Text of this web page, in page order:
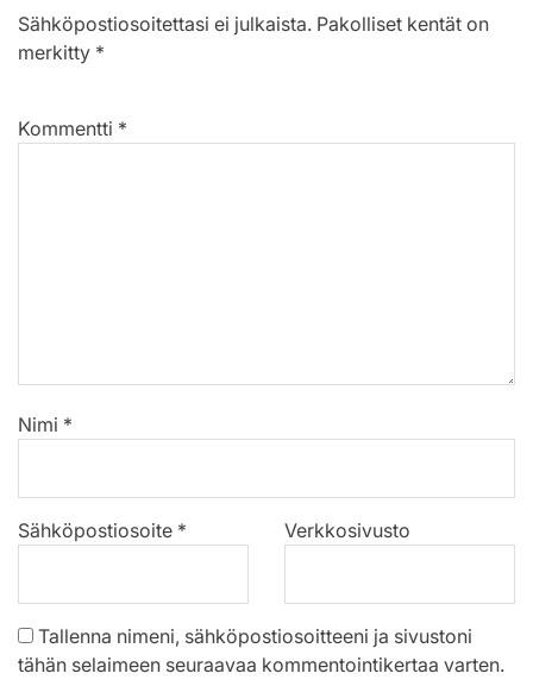
Sähköpostiosoitettasi ei julkaista. Pakolliset kentät on
merkitty *
Kommentti *
Nimi *
Sähköpostiosoite * Verkkosivusto
Tallenna nimeni, sähköpostiosoitteeni ja sivustoni
tähän selaimeen seuraavaa kommentointikertaa varten.